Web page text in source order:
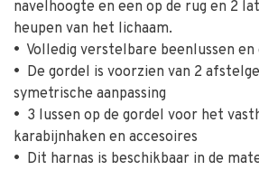
navelhoogte en een op de rug en 2
heupen van het lichaam.
• Volledig verstelbare beenlussen en
• De gordel is voorzien van 2
symetrische aanpassing
• 3 lussen op de gordel voor het
karabijnhaken en accesoires
• Dit harnas is beschikbaar in de